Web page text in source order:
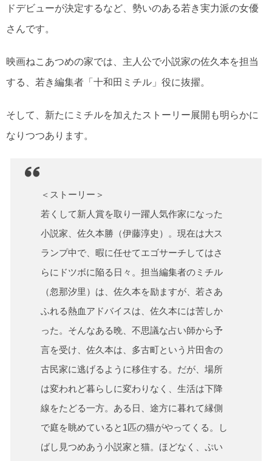
ドデビューが決定するなど、勢いのある若き実力派の女優
さんです。
映画ねこあつめの家では、主人公で小説家の佐久本を担当
する、若き編集者「十和田ミチル」役に抜擢。
そして、新たにミチルを加えたストーリー展開も明らかに
なりつつあります。
＜ストーリー＞
若くして新人賞を取り一躍人気作家になった
小説家、佐久本勝（伊藤淳史）。現在は大ス
ランプ中で、暇に任せてエゴサーチしてはさ
らにドツボに陥る日々。担当編集者のミチル
（忽那汐里）は、佐久本を励ますが、若さあ
ふれる熱血アドバイスは、佐久本には苦しか
った。そんなある晩、不思議な占い師から予
言を受け、佐久本は、多古町という片田舎の
古民家に逃げるように移住する。だが、場所
は変われど暮らしに変わりなく、生活は下降
線をたどる一方。ある日、途方に暮れて縁側
で庭を眺めていると1匹の猫がやってくる。し
ばし見つめあう小説家と猫。ほどなく、ぷい